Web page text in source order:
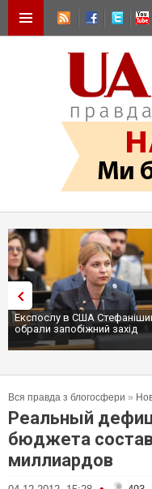
Експослу в США
обрали запобіжний захід
Вся правда з блогосфери »
Реальный
бюджета
миллиардов